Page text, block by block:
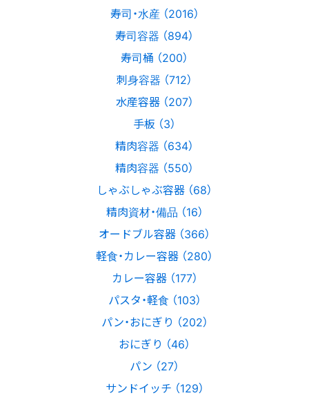
寿司・水産 （2016）
寿司容器 （894）
寿司桶 （200）
刺身容器 （712）
水産容器 （207）
手板 （3）
精肉容器 （634）
精肉容器 （550）
しゃぶしゃぶ容器 （68）
精肉資材・備品 （16）
オードブル容器 （366）
軽食・カレー容器 （280）
カレー容器 （177）
パスタ・軽食 （103）
パン・おにぎり （202）
おにぎり （46）
パン （27）
サンドイッチ （129）